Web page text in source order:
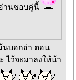
านชอบคู่นี้
นบอกอ่า ตอน
ไว้จะมาลงให้น้า